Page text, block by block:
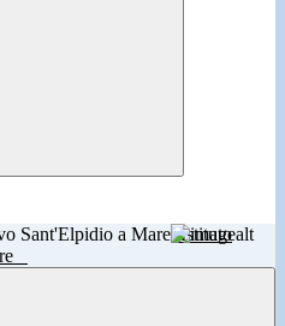
Istituto